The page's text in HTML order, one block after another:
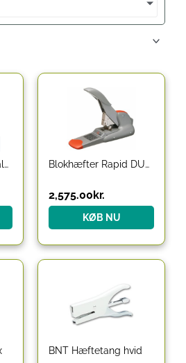
BATO Index Ringskraldenøgle 12 mm Blokhæfter Rapid DUAX, sølv/orange op til 170 ark
2,575.00kr.
KØB NU
BNT Hæftetang hvid